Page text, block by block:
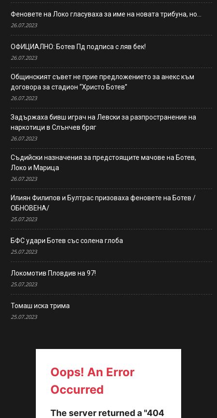
Феновете на Локо гласуваха за име на новата трибуна, но…
26.07.2023
ОФИЦИАЛНО: Ботев Пд подписа с ляв бек!
26.07.2023
Общинският съвет не прие предложението за анекс към
договора за стадион “Христо Ботев”
26.07.2023
Задържаха бивш играч на Левски за разпространение на
наркотици в Слънчев бряг
26.07.2023
Съдийски назначения за предстоящите мачове на Ботев,
Локо и Марица
26.07.2023
Илиян Филипов и Бултрас призоваха феновете на Ботев /
ОБНОВЕНА/
25.07.2023
БФС удари Ботев със солена глоба
25.07.2023
Локомотив Пловдив на 97!
25.07.2023
Томаш иска трима
25.07.2023